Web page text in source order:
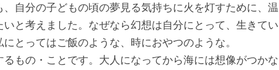
自分の子どもの頃の夢見る気持ちに火を灯すために、温
と考えました。なぜなら幻想は自分にとって、生きてい
とってはご飯のような、時におやつのような。
もの・ことです。大人になってから海には想像がつかな